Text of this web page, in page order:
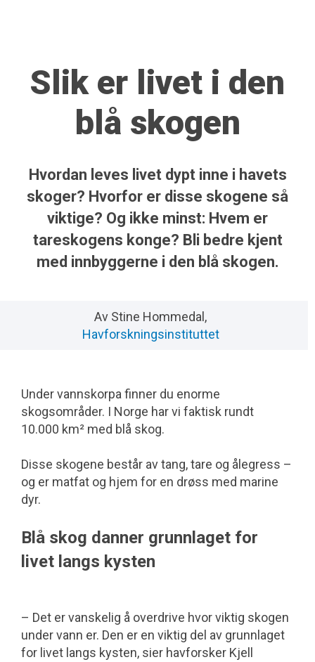
Slik er livet i den
blå skogen
Hvordan leves livet dypt inne i havets
skoger? Hvorfor er disse skogene så
viktige? Og ikke minst: Hvem er
tareskogens konge? Bli bedre kjent
med innbyggerne i den blå skogen.
Av Stine Hommedal,
Havforskningsinstituttet
Under vannskorpa finner du enorme
skogsområder. I Norge har vi faktisk rundt
10.000 km² med blå skog.
Disse skogene består av tang, tare og ålegress –
og er matfat og hjem for en drøss med marine
dyr.
Blå skog danner grunnlaget for
livet langs kysten
– Det er vanskelig å overdrive hvor viktig skogen
under vann er. Den er en viktig del av grunnlaget
for livet langs kysten, sier havforsker Kjell